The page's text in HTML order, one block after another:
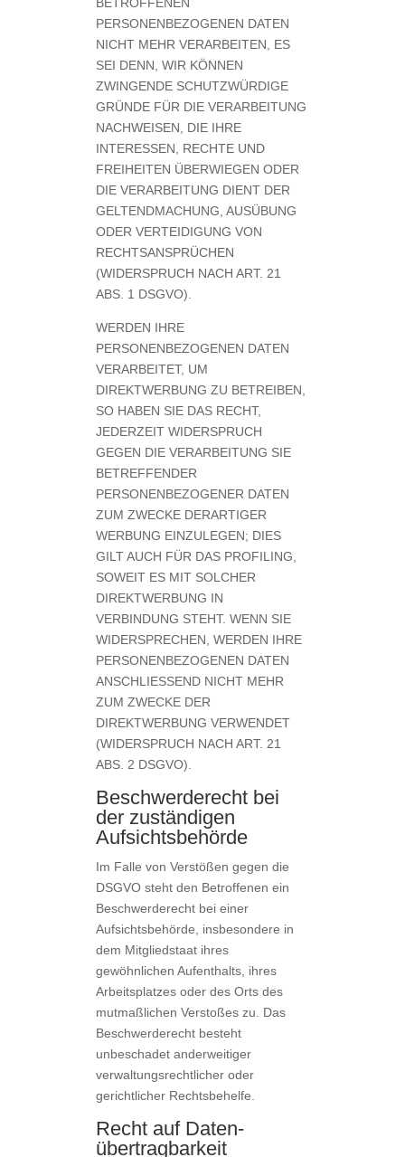
PERSONENBEZOGENEN DATEN
NICHT MEHR VERARBEITEN, ES
SEI DENN, WIR KÖNNEN
ZWINGENDE SCHUTZWÜRDIGE
GRÜNDE FÜR DIE VERARBEITUNG
NACHWEISEN, DIE IHRE
INTERESSEN, RECHTE UND
FREIHEITEN ÜBERWIEGEN ODER
DIE VERARBEITUNG DIENT DER
GELTENDMACHUNG, AUSÜBUNG
ODER VERTEIDIGUNG VON
RECHTSANSPRÜCHEN
(WIDERSPRUCH NACH ART. 21
ABS. 1 DSGVO).
WERDEN IHRE
PERSONENBEZOGENEN DATEN
VERARBEITET, UM
DIREKTWERBUNG ZU BETREIBEN,
SO HABEN SIE DAS RECHT,
JEDERZEIT WIDERSPRUCH
GEGEN DIE VERARBEITUNG SIE
BETREFFENDER
PERSONENBEZOGENER DATEN
ZUM ZWECKE DERARTIGER
WERBUNG EINZULEGEN; DIES
GILT AUCH FÜR DAS PROFILING,
SOWEIT ES MIT SOLCHER
DIREKTWERBUNG IN
VERBINDUNG STEHT. WENN SIE
WIDERSPRECHEN, WERDEN IHRE
PERSONENBEZOGENEN DATEN
ANSCHLIESSEND NICHT MEHR
ZUM ZWECKE DER
DIREKTWERBUNG VERWENDET
(WIDERSPRUCH NACH ART. 21
ABS. 2 DSGVO).
Beschwerde­recht bei
der zuständigen
Aufsichts­behörde
Im Falle von Verstößen gegen die
DSGVO steht den Betroffenen ein
Beschwerderecht bei einer
Aufsichtsbehörde, insbesondere in
dem Mitgliedstaat ihres
gewöhnlichen Aufenthalts, ihres
Arbeitsplatzes oder des Orts des
mutmaßlichen Verstoßes zu. Das
Beschwerderecht besteht
unbeschadet anderweitiger
verwaltungsrechtlicher oder
gerichtlicher Rechtsbehelfe.
Recht auf Daten­
übertrag­barkeit